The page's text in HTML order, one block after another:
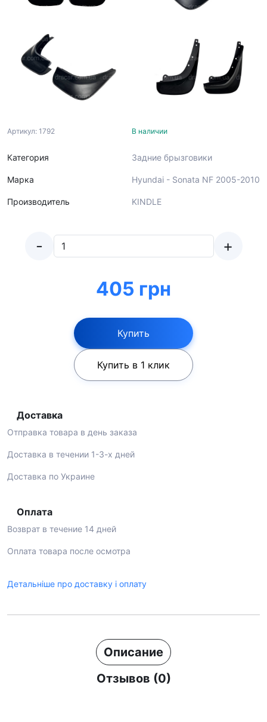
Артикул: 1792
Категория
Марка
Производитель
В наличии
Задние брызговики
Hyundai - Sonata NF 2005-2010
KINDLE
- +
405 грн
Купить
Купить в 1 клик
Доставка
Отправка товара в день заказа
Доставка в течении 1-3-х дней
Доставка по Украине
Оплата
Возврат в течение 14 дней
Оплата товара после осмотра
Детальніше про доставку і оплату
Описание
Отзывов (0)